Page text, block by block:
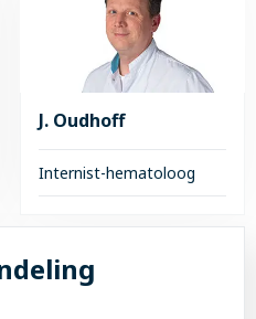
Monsieurs
J. Oudhoff
Internist-hematoloog
Lees
meer
over